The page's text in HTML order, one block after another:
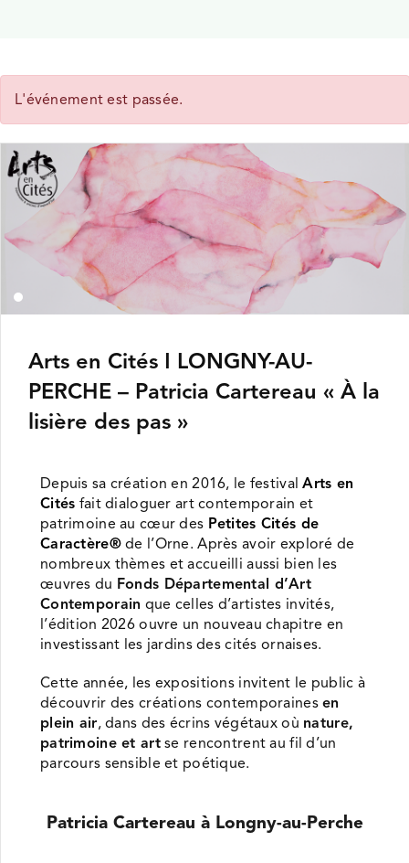
QUI SOMMES-NOUS ?
L'événement est passée.
Arts en Cités ǀ LONGNY-AU-
PERCHE – Patricia Cartereau « À la
lisière des pas »
Depuis sa création en 2016, le festivalArts en
Cités fait dialoguer art contemporain et
patrimoine au cœur des Petites Cités de
Caractère®de l’Orne. Après avoir exploré de
nombreux thèmes et accueilli aussi bien les
œuvres du Fonds Départemental d’Art
Contemporain que celles d’artistes invités,
l’édition 2026 ouvre un nouveau chapitre en
investissant les jardins des cités ornaises.
Cette année, les expositions invitent le public à
découvrir des créations contemporainesen
plein air, dans des écrins végétaux où nature,
patrimoine et artse rencontrent au fil d’un
parcours sensible et poétique.
Patricia Cartereau à Longny-au-Perche